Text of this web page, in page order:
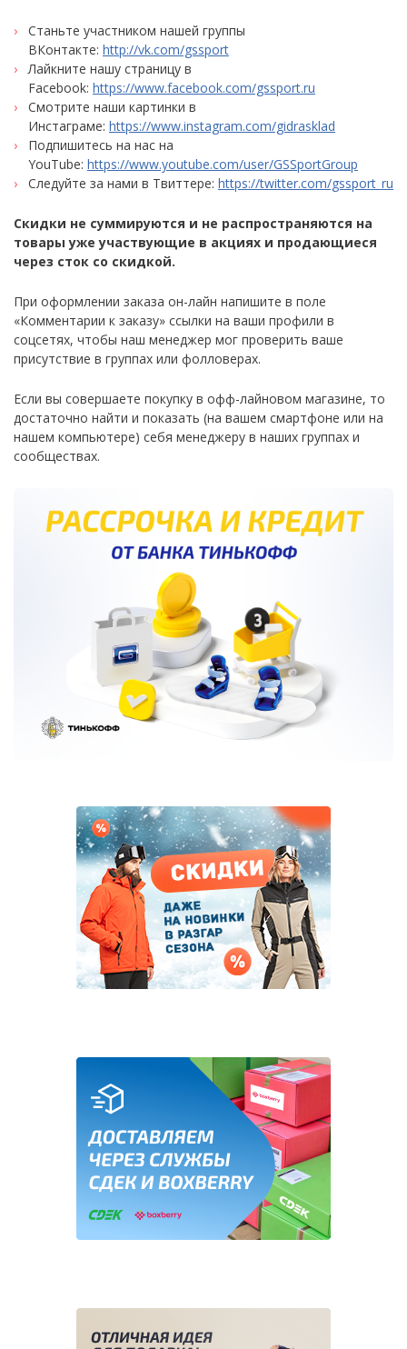
Станьте участником нашей группы
ВКонтакте: http://vk.com/gssport
Лайкните нашу страницу в
Facebook: https://www.facebook.com/gssport.ru
Смотрите наши картинки в
Инстаграме: https://www.instagram.com/gidrasklad
Подпишитесь на нас на
YouTube: https://www.youtube.com/user/GSSportGroup
Следуйте за нами в Твиттере: https://twitter.com/gssport_ru
Скидки не суммируются и не распространяются на
товары уже участвующие в акциях и продающиеся
через сток со скидкой.
При оформлении заказа он-лайн напишите в поле
«Комментарии к заказу» ссылки на ваши профили в
соцсетях, чтобы наш менеджер мог проверить ваше
присутствие в группах или фолловерах.
Если вы совершаете покупку в офф-лайновом магазине, то
достаточно найти и показать (на вашем смартфоне или на
нашем компьютере) себя менеджеру в наших группах и
сообществах.